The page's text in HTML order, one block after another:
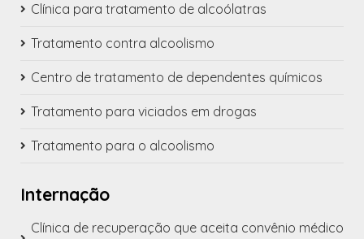
Clínica para tratamento de alcoólatras
Tratamento contra alcoolismo
Centro de tratamento de dependentes químicos
Tratamento para viciados em drogas
Tratamento para o alcoolismo
Internação
Clínica de recuperação que aceita convênio médico